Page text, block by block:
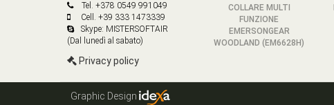
Tel. +378 0549 991049
Cell. +39 333 1473339
Skype: MISTERSOFTAIR
(Dal lunedì al sabato)
Privacy policy
COLLARE MULTI
FUNZIONE
EMERSONGEAR
WOODLAND (EM6628H)
Graphic Design